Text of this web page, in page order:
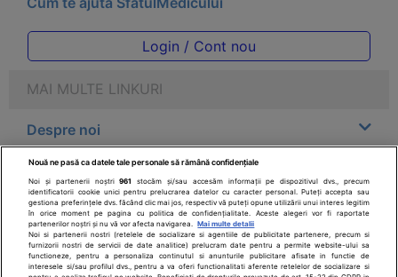
Login / Cont nou
MAI MULTE LINKURI
Despre noi
Legal
Drepturile consumatorului
Parteneri
Nouă ne pasă ca datele tale personale să rămână confidențiale
Noi și partenerii noștri961
stocăm și/sau accesăm informații pe dispozitivul dvs., precum
identificatorii cookie unici pentru prelucrarea datelor cu caracter personal. Puteți accepta sau
gestiona preferințele dvs. făcând clic mai jos, respectiv vă puteți opune utilizării unui interes legitim
în orice moment pe pagina cu politica de confidențialitate. Aceste alegeri vor fi raportate
partenerilor noștri și nu vă vor afecta navigarea.
Mai multe detalii
Noi si partenerii nostri (retelele de socializare si agentiile de publicitate partenere, precum si
furnizorii nostri de servicii de date analitice) prelucram date pentru a permite website-ului sa
functioneze, pentru a personaliza continutul si anunturile publicitare afisate in functie de
interesele si/sau profilul dvs., pentru a va oferi functionalitati aferente retelelor de socializare si